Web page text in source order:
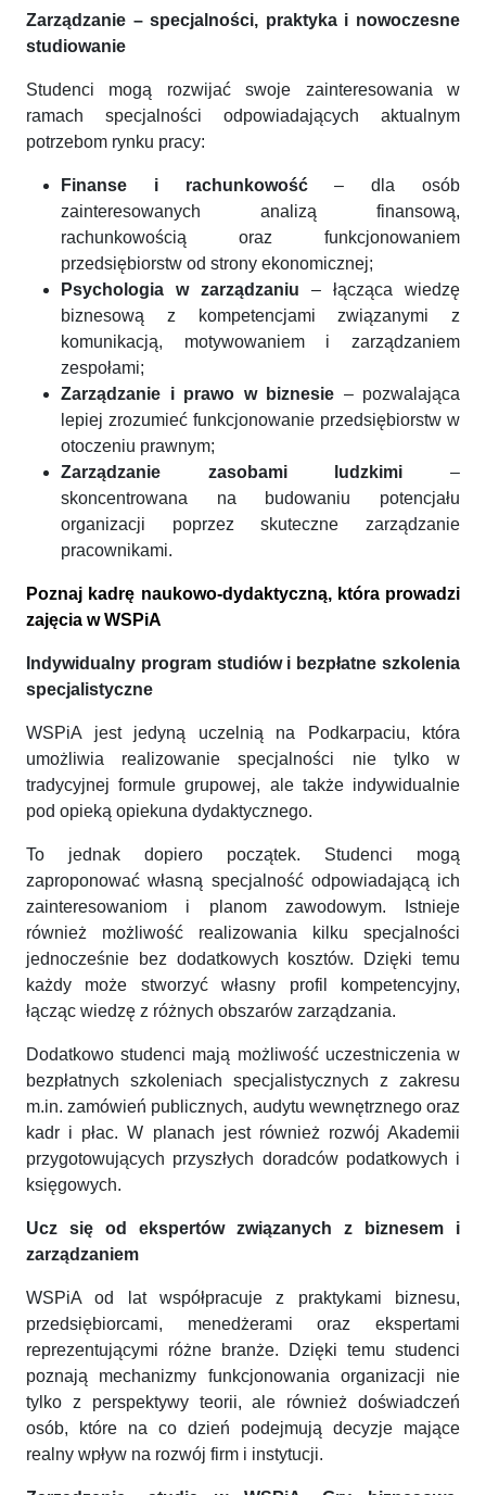
Zarządzanie – specjalności, praktyka i nowoczesne
studiowanie
Studenci mogą rozwijać swoje zainteresowania w
ramach specjalności odpowiadających aktualnym
potrzebom rynku pracy:
Finanse i rachunkowość– dla osób
zainteresowanych analizą finansową,
rachunkowością oraz funkcjonowaniem
przedsiębiorstw od strony ekonomicznej;
Psychologia w zarządzaniu – łącząca wiedzę
biznesową z kompetencjami związanymi z
komunikacją, motywowaniem i zarządzaniem
zespołami;
Zarządzanie i prawo w biznesie – pozwalająca
lepiej zrozumieć funkcjonowanie przedsiębiorstw w
otoczeniu prawnym;
Zarządzanie zasobami ludzkimi –
skoncentrowana na budowaniu potencjału
organizacji poprzez skuteczne zarządzanie
pracownikami.
Poznaj kadrę naukowo-dydaktyczną, która prowadzi
zajęcia w WSPiA
Indywidualny program studiów i bezpłatne szkolenia
specjalistyczne
WSPiA jest jedyną uczelnią na Podkarpaciu, która
umożliwia realizowanie specjalności nie tylko w
tradycyjnej formule grupowej, ale także indywidualnie
pod opieką opiekuna dydaktycznego.
To jednak dopiero początek. Studenci mogą
zaproponować własną specjalność odpowiadającą ich
zainteresowaniom i planom zawodowym. Istnieje
również możliwość realizowania kilku specjalności
jednocześnie bez dodatkowych kosztów. Dzięki temu
każdy może stworzyć własny profil kompetencyjny,
łącząc wiedzę z różnych obszarów zarządzania.
Dodatkowo studenci mają możliwość uczestniczenia w
bezpłatnych szkoleniach specjalistycznych z zakresu
m.in. zamówień publicznych, audytu wewnętrznego oraz
kadr i płac. W planach jest również rozwój Akademii
przygotowujących przyszłych doradców podatkowych i
księgowych.
Ucz się od ekspertów związanych z biznesem i
zarządzaniem
WSPiA od lat współpracuje z praktykami biznesu,
przedsiębiorcami, menedżerami oraz ekspertami
reprezentującymi różne branże. Dzięki temu studenci
poznają mechanizmy funkcjonowania organizacji nie
tylko z perspektywy teorii, ale również doświadczeń
osób, które na co dzień podejmują decyzje mające
realny wpływ na rozwój firm i instytucji.